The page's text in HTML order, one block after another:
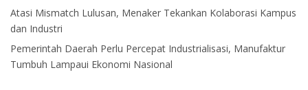
Atasi Mismatch Lulusan, Menaker Tekankan Kolaborasi Kampus
dan Industri
Pemerintah Daerah Perlu Percepat Industrialisasi, Manufaktur
Tumbuh Lampaui Ekonomi Nasional